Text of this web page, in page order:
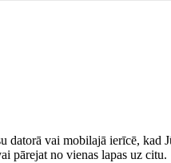
datorā vai mobilajā ierīcē,
pārejat no vienas lapas uz citu.